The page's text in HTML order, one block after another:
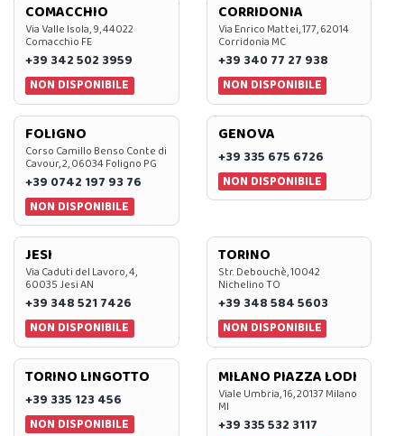
COMACCHIO
Via Valle Isola, 9, 44022
Comacchio FE
+39 342 502 3959
NON DISPONIBILE
CORRIDONIA
Via Enrico Mattei, 177, 62014
Corridonia MC
+39 340 77 27 938
NON DISPONIBILE
FOLIGNO
Corso Camillo Benso Conte di
Cavour, 2, 06034 Foligno PG
+39 0742 197 93 76
NON DISPONIBILE
GENOVA
+39 335 675 6726
NON DISPONIBILE
JESI
Via Caduti del Lavoro, 4,
60035 Jesi AN
+39 348 521 7426
NON DISPONIBILE
TORINO
Str. Debouchè, 10042
Nichelino TO
+39 348 584 5603
NON DISPONIBILE
TORINO LINGOTTO
+39 335 123 456
NON DISPONIBILE
MILANO PIAZZA LODI
Viale Umbria, 16, 20137 Milano
MI
+39 335 532 3117